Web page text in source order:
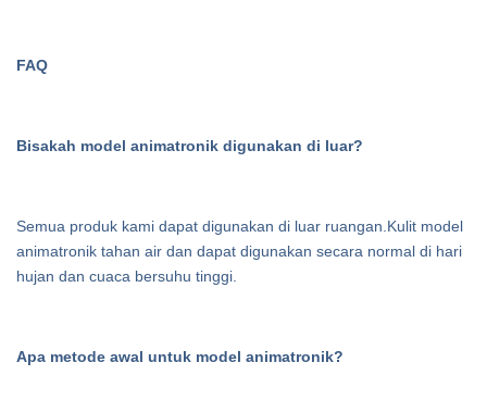
FAQ
Bisakah model animatronik digunakan di luar?
Semua produk kami dapat digunakan di luar ruangan.Kulit model
animatronik tahan air dan dapat digunakan secara normal di hari
hujan dan cuaca bersuhu tinggi.
Apa metode awal untuk model animatronik?